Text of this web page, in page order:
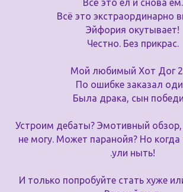
Всё это экстраординарно
Эйфория окутывает!
Честно. Без прикрас.
Мой любимый Хот Дог
По ошибке заказал
Была драка, сын
Устроим дебаты? Эмотивный
не могу. Может паранойя? Но когда
.ули ныть!
И только попробуйте стать хуже